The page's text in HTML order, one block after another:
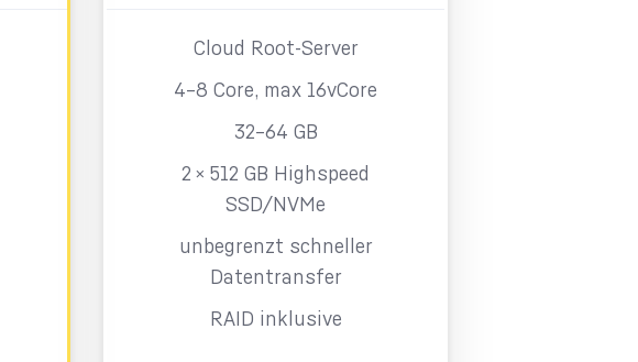
Cloud Root-Server
4–8 Core, max 16vCore
32–64 GB
2 × 512 GB Highspeed
SSD/NVMe
unbegrenzt schneller
Datentransfer
RAID inklusive